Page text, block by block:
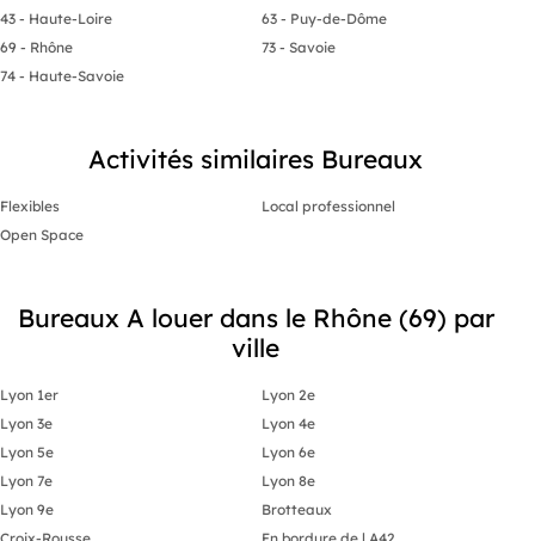
43 - Haute-Loire
63 - Puy-de-Dôme
69 - Rhône
73 - Savoie
74 - Haute-Savoie
Activités similaires Bureaux
Flexibles
Local professionnel
Open Space
Bureaux A louer dans le Rhône (69) par
ville
Lyon 1er
Lyon 2e
Lyon 3e
Lyon 4e
Lyon 5e
Lyon 6e
Lyon 7e
Lyon 8e
Lyon 9e
Brotteaux